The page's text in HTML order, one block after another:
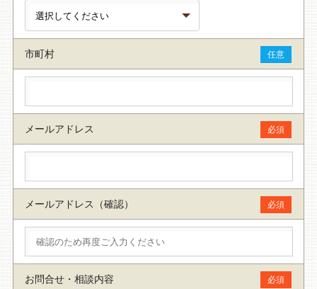
市町村 任意
メールアドレス 必須
メールアドレス（確認） 必須
お問合せ・相談内容 必須